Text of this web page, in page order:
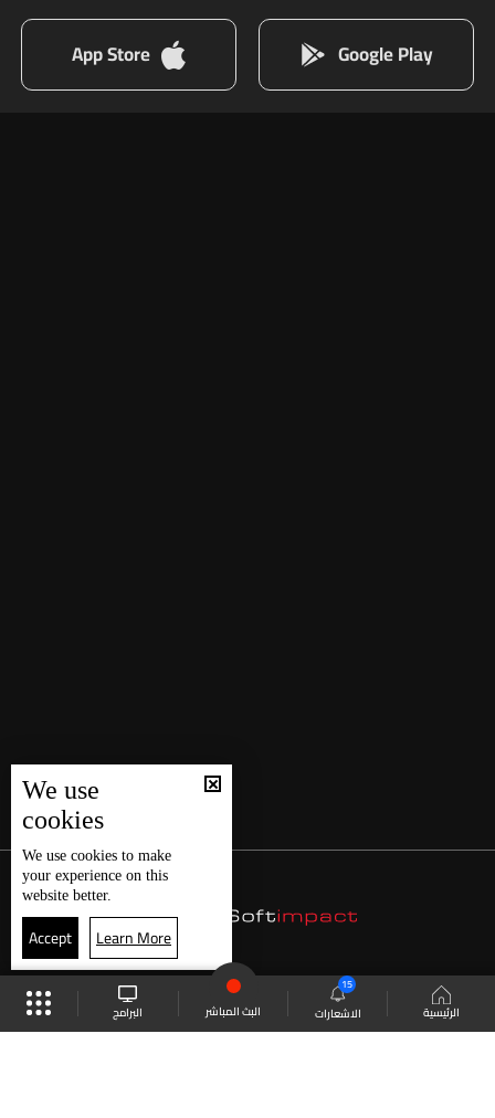
الرئيسية الاشعارات
15
البث المباشر البرامج
Google Play
App Store
We use
cookies
We use cookies to make
your experience on this
website better.
Accept Learn More
موقع البرامج الجدول البث المباشر